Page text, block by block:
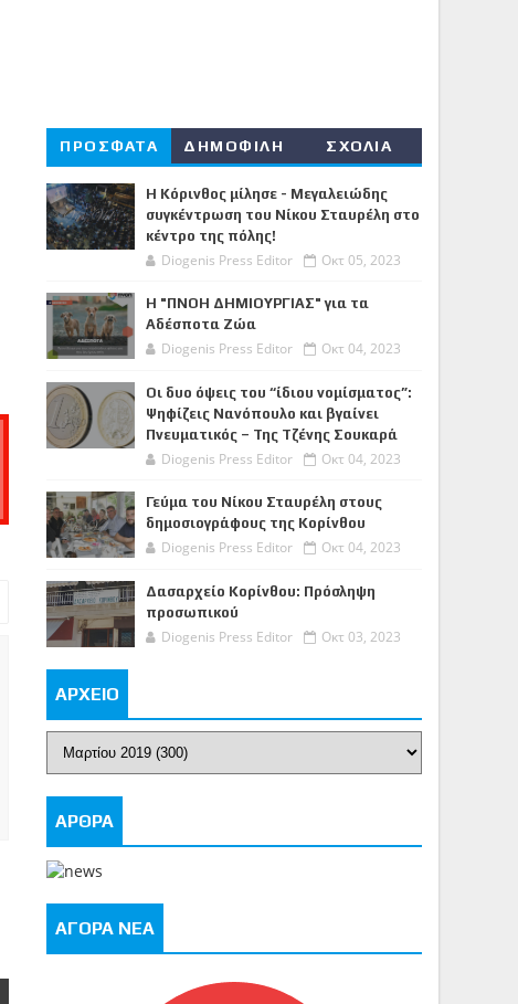
ΠΡΟΣΦΑΤΑ ΔΗΜΟΦΙΛΗ ΣΧΟΛΙΑ
Η Κόρινθος μίλησε - Μεγαλειώδης
συγκέντρωση του Νίκου Σταυρέλη στο
κέντρο της πόλης!
Diogenis Press Editor Οκτ 05, 2023
Η "ΠΝΟΗ ΔΗΜΙΟΥΡΓΙΑΣ" για τα
Αδέσποτα Ζώα
Diogenis Press Editor Οκτ 04, 2023
Οι δυο όψεις του “ίδιου νομίσματος”:
Ψηφίζεις Νανόπουλο και βγαίνει
Πνευματικός – Της Τζένης Σουκαρά
Diogenis Press Editor Οκτ 04, 2023
Γεύμα του Νίκου Σταυρέλη στους
δημοσιογράφους της Κορίνθου
Diogenis Press Editor Οκτ 04, 2023
Δασαρχείο Κορίνθου: Πρόσληψη
προσωπικού
Diogenis Press Editor Οκτ 03, 2023
ΑΡΧΕΙΟ
ΑΡΘΡΑ
ΑΓΟΡΑ ΝΕΑ